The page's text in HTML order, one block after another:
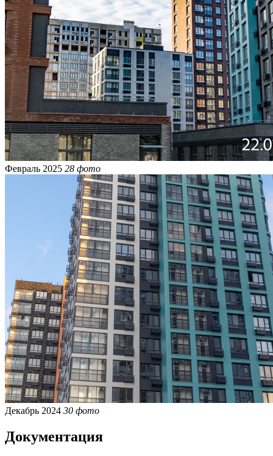
Февраль 2025 28 фото
Декабрь 2024 30 фото
Документация